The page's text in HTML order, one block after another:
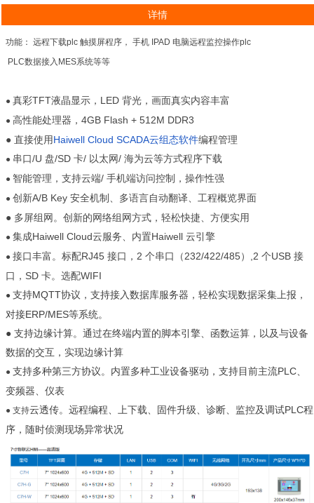
详情
功能： 远程下载plc 触摸屏程序， 手机 IPAD 电脑远程监控操作plc
PLC数据接入MES系统等等
● 真彩TFT液晶显示，LED 背光，画面真实内容丰富
● 高性能处理器，4GB Flash + 512M DDR3
● 直接使用Haiwell Cloud SCADA云组态软件编程管理
● 串口/U 盘/SD 卡/ 以太网/ 海为云等方式程序下载
● 智能管理，支持云端/ 手机端访问控制，操作性强
● 创新A/B Key 安全机制、多语言自动翻译、工程概览界面
● 多屏组网。创新的网络组网方式，轻松快捷、方便实用
● 集成Haiwell Cloud云服务、内置Haiwell 云引擎
● 接口丰富。标配RJ45 接口，2 个串口（232/422/485）,2 个USB 接
口，SD 卡。选配WIFI
● 支持MQTT协议，支持接入数据库服务器，轻松实现数据采集上报，
对接ERP/MES等系统。
● 支持边缘计算。通过在终端内置的脚本引擎、函数运算，以及与设备
数据的交互，实现边缘计算
● 支持多种第三方协议。内置多种工业设备驱动，支持目前主流PLC、
变频器、仪表
● 支持云透传。远程编程、上下载、固件升级、诊断、监控及调试PLC程
序，随时侦测现场异常状况